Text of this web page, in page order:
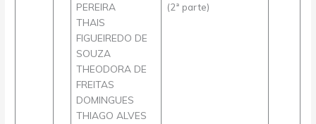
PEREIRA
THAIS
FIGUEIREDO DE
SOUZA
THEODORA DE
FREITAS
DOMINGUES
THIAGO ALVES
(2ª parte)